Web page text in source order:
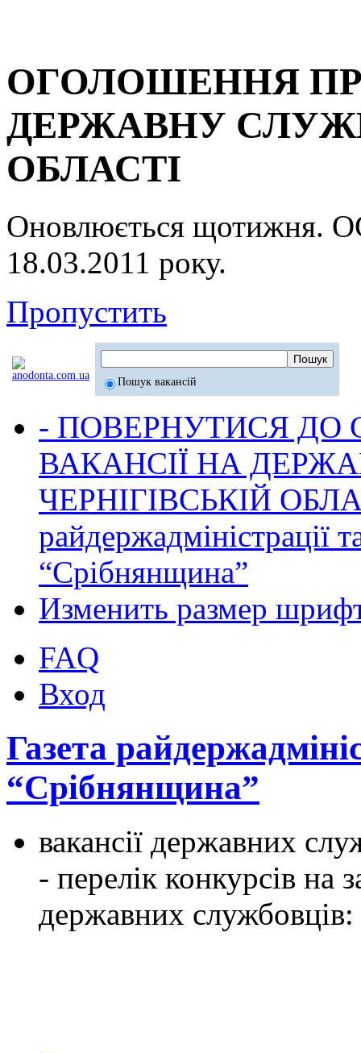
ОГОЛОШЕННЯ
ДЕРЖАВНУ
ОБЛАСТІ
Оновлюється
18.03.2011 року.
Пропустить
Пошук вакансій
- ПОВЕРНУТИСЯ ДО
ВАКАНСІЇ НА
ЧЕРНІГІВСЬКІЙ
райдержадміністрації
“Срібнянщина”
Изменить размер
FAQ
Вход
Газета
“Срібнянщина”
вакансії державних
- перелік конкурсів на
державних службовців: